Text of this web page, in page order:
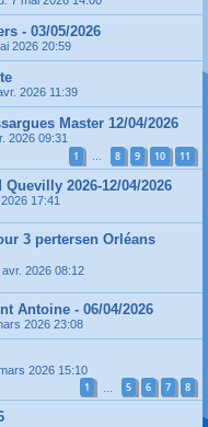
- 03/05/2026
2026 20:59
2026 11:39
Master 12/04/2026
2026 09:31
1 … 8 9 10 11
2026-12/04/2026
17:41
3 pertersen Orléans
avr. 2026 08:12
Antoine - 06/04/2026
2026 23:08
2026 15:10
1 5 6 7 8